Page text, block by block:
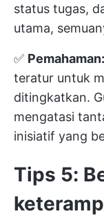
status tugas,
utama,
✅ Pemahaman:
teratur untuk
ditingkatkan.
mengatasi
inisiatif yang
Tips 5: